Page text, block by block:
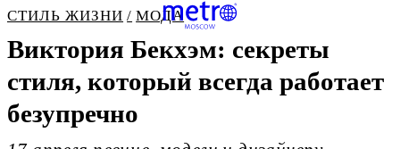
СТИЛЬ ЖИЗНИ МОДА
Виктория Бекхэм: секреты
стиля, который всегда работает
безупречно